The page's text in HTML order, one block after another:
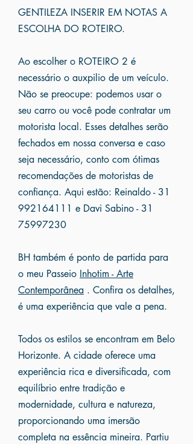
GENTILEZA INSERIR EM NOTAS A
ESCOLHA DO ROTEIRO.
Ao escolher o ROTEIRO 2 é
necessário o auxpilio de um veículo.
Não se preocupe: podemos usar o
seu carro ou você pode contratar um
motorista local. Esses detalhes serão
fechados em nossa conversa e caso
seja necessário, conto com ótimas
recomendações de motoristas de
confiança. Aqui estão: Reinaldo - 31
992164111 e Davi Sabino - 31
75997230
BH também é ponto de partida para
o meu Passeio Inhotim - Arte
Contemporânea . Confira os detalhes,
é uma experiência que vale a pena.
Todos os estilos se encontram em Belo
Horizonte. A cidade oferece uma
experiência rica e diversificada, com
equilíbrio entre tradição e
modernidade, cultura e natureza,
proporcionando uma imersão
completa na essência mineira. Partiu